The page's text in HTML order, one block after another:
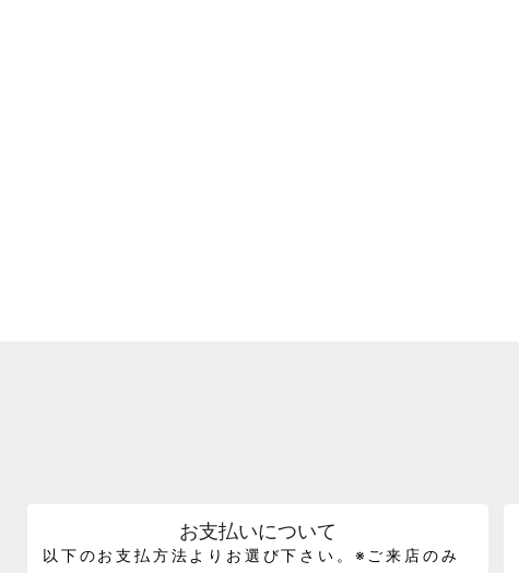
お支払いについて
以下のお支払方法よりお選び下さい。※ご来店のみ